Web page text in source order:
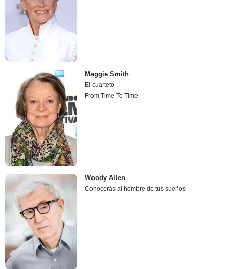
Maggie Smith
El cuarteto
From Time To Time
Woody Allen
Conocerás al hombre de tus sueños